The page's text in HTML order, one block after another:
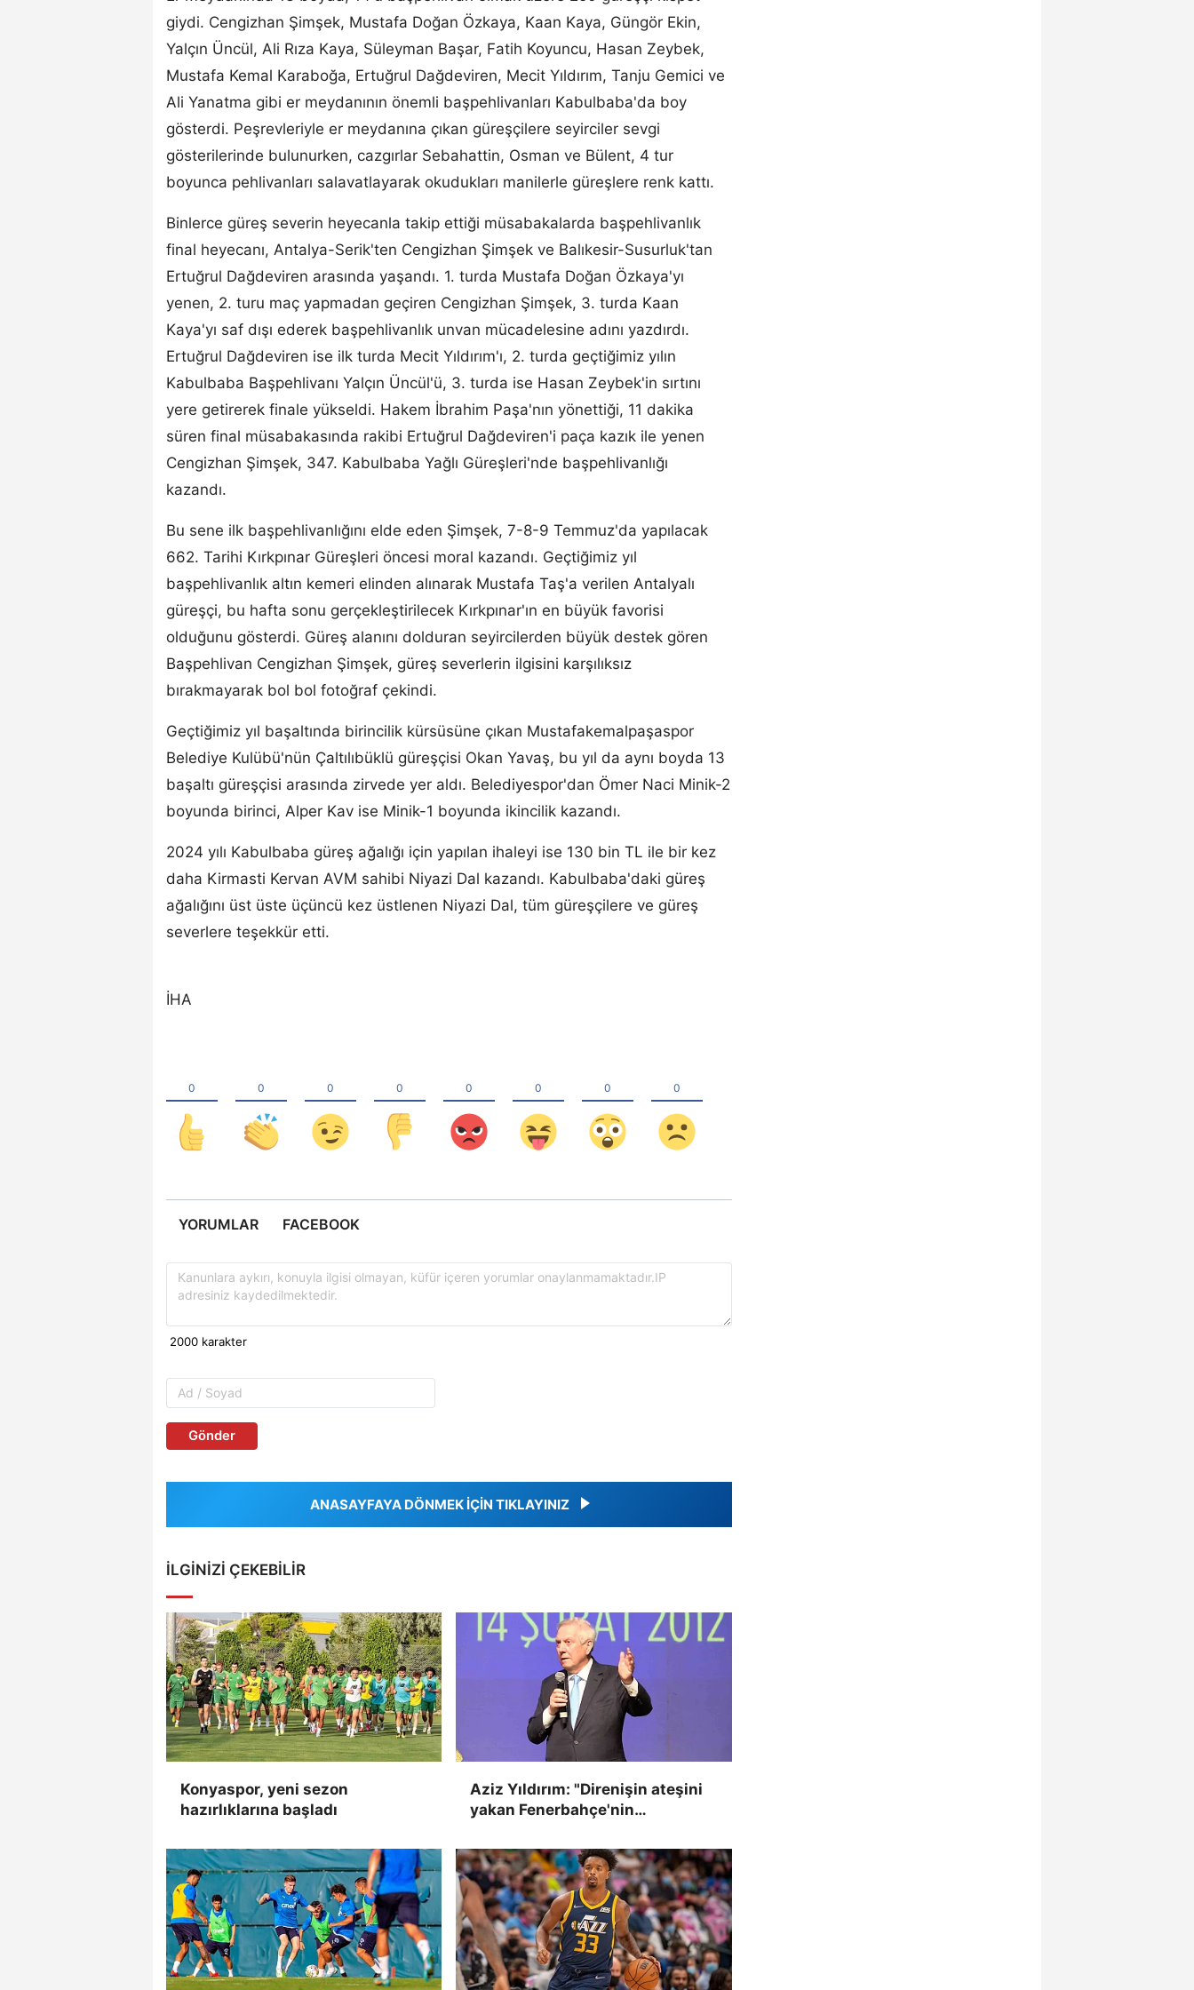
giydi. Cengizhan Şimşek, Mustafa Doğan Özkaya, Kaan Kaya, Güngör Ekin,
Yalçın Üncül, Ali Rıza Kaya, Süleyman Başar, Fatih Koyuncu, Hasan Zeybek,
Mustafa Kemal Karaboğa, Ertuğrul Dağdeviren, Mecit Yıldırım, Tanju Gemici ve
Ali Yanatma gibi er meydanının önemli başpehlivanları Kabulbaba'da boy
gösterdi. Peşrevleriyle er meydanına çıkan güreşçilere seyirciler sevgi
gösterilerinde bulunurken, cazgırlar Sebahattin, Osman ve Bülent, 4 tur
boyunca pehlivanları salavatlayarak okudukları manilerle güreşlere renk kattı.
Binlerce güreş severin heyecanla takip ettiği müsabakalarda başpehlivanlık
final heyecanı, Antalya-Serik'ten Cengizhan Şimşek ve Balıkesir-Susurluk'tan
Ertuğrul Dağdeviren arasında yaşandı. 1. turda Mustafa Doğan Özkaya'yı
yenen, 2. turu maç yapmadan geçiren Cengizhan Şimşek, 3. turda Kaan
Kaya'yı saf dışı ederek başpehlivanlık unvan mücadelesine adını yazdırdı.
Ertuğrul Dağdeviren ise ilk turda Mecit Yıldırım'ı, 2. turda geçtiğimiz yılın
Kabulbaba Başpehlivanı Yalçın Üncül'ü, 3. turda ise Hasan Zeybek'in sırtını
yere getirerek finale yükseldi. Hakem İbrahim Paşa'nın yönettiği, 11 dakika
süren final müsabakasında rakibi Ertuğrul Dağdeviren'i paça kazık ile yenen
Cengizhan Şimşek, 347. Kabulbaba Yağlı Güreşleri'nde başpehlivanlığı
kazandı.
Bu sene ilk başpehlivanlığını elde eden Şimşek, 7-8-9 Temmuz'da yapılacak
662. Tarihi Kırkpınar Güreşleri öncesi moral kazandı. Geçtiğimiz yıl
başpehlivanlık altın kemeri elinden alınarak Mustafa Taş'a verilen Antalyalı
güreşçi, bu hafta sonu gerçekleştirilecek Kırkpınar'ın en büyük favorisi
olduğunu gösterdi. Güreş alanını dolduran seyircilerden büyük destek gören
Başpehlivan Cengizhan Şimşek, güreş severlerin ilgisini karşılıksız
bırakmayarak bol bol fotoğraf çekindi.
Geçtiğimiz yıl başaltında birincilik kürsüsüne çıkan Mustafakemalpaşaspor
Belediye Kulübü'nün Çaltılıbüklü güreşçisi Okan Yavaş, bu yıl da aynı boyda 13
başaltı güreşçisi arasında zirvede yer aldı. Belediyespor'dan Ömer Naci Minik-2
boyunda birinci, Alper Kav ise Minik-1 boyunda ikincilik kazandı.
2024 yılı Kabulbaba güreş ağalığı için yapılan ihaleyi ise 130 bin TL ile bir kez
daha Kirmasti Kervan AVM sahibi Niyazi Dal kazandı. Kabulbaba'daki güreş
ağalığını üst üste üçüncü kez üstlenen Niyazi Dal, tüm güreşçilere ve güreş
severlere teşekkür etti.
İHA
YORUMLAR FACEBOOK
Gönder
ANASAYFAYA DÖNMEK İÇİN TIKLAYINIZ
İLGINIZI ÇEKEBILIR
Konyaspor, yeni sezon
hazırlıklarına başladı
Aziz Yıldırım: "Direnişin ateşini
yakan Fenerbahçe'nin